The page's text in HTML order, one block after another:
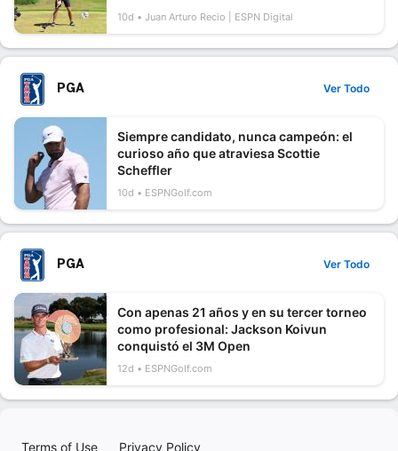
10d Juan Arturo Recio | ESPN Digital
PGA Ver Todo
Siempre candidato, nunca campeón: el
curioso año que atraviesa Scottie
Scheffler
10d ESPNGolf.com
PGA Ver Todo
Con apenas 21 años y en su tercer torneo
como profesional: Jackson Koivun
conquistó el 3M Open
12d ESPNGolf.com
Terms of Use Privacy Policy